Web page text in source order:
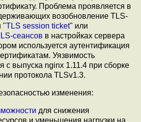
Проблема проявляется в
возобновление TLS-
"TLS session ticket" или
сеансов в настройках сервера
используется аутентификация
Уязвимость
с выпуска nginx 1.11.4 при сборке
протокола TLSv1.3.
изменения:
для снижения
и уменьшения нагрузки на